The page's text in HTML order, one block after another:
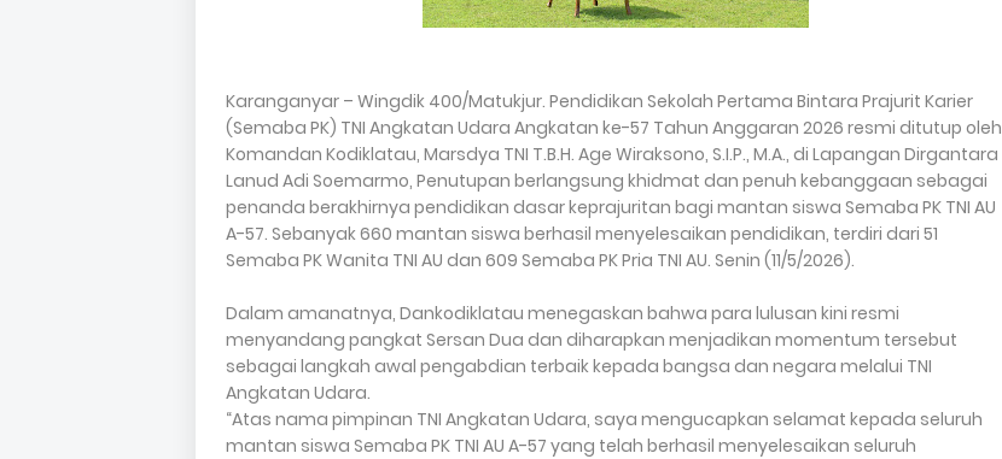
Karanganyar – Wingdik 400/Matukjur. Pendidikan Sekolah Pertama Bintara Prajurit Karier
(Semaba PK) TNI Angkatan Udara Angkatan ke-57 Tahun Anggaran 2026 resmi ditutup oleh
Komandan Kodiklatau, Marsdya TNI T.B.H. Age Wiraksono, S.I.P., M.A., di Lapangan Dirgantara
Lanud Adi Soemarmo, Penutupan berlangsung khidmat dan penuh kebanggaan sebagai
penanda berakhirnya pendidikan dasar keprajuritan bagi mantan siswa Semaba PK TNI AU
A-57. Sebanyak 660 mantan siswa berhasil menyelesaikan pendidikan, terdiri dari 51
Semaba PK Wanita TNI AU dan 609 Semaba PK Pria TNI AU. Senin (11/5/2026).
Dalam amanatnya, Dankodiklatau menegaskan bahwa para lulusan kini resmi
menyandang pangkat Sersan Dua dan diharapkan menjadikan momentum tersebut
sebagai langkah awal pengabdian terbaik kepada bangsa dan negara melalui TNI
Angkatan Udara.
“Atas nama pimpinan TNI Angkatan Udara, saya mengucapkan selamat kepada seluruh
mantan siswa Semaba PK TNI AU A-57 yang telah berhasil menyelesaikan seluruh